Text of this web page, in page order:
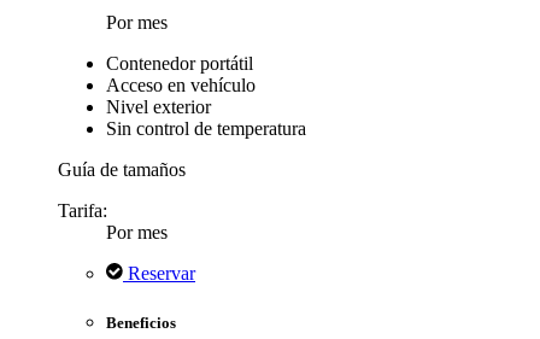
Por mes
Contenedor portátil
Acceso en vehículo
Nivel exterior
Sin control de temperatura
Guía de tamaños
Tarifa:
Por mes
Reservar
Beneficios